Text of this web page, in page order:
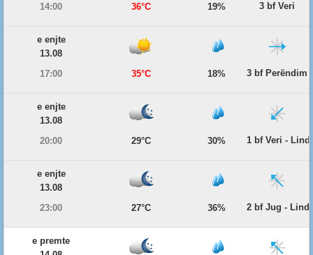
14:00
36°C 19% 3 bf Veri
e enjte
13.08
17:00
35°C 18% 3 bf Perëndim
e enjte
13.08
20:00
29°C 30% 1 bf Veri -
e enjte
13.08
23:00
27°C 36% 2 bf Jug -
e premte